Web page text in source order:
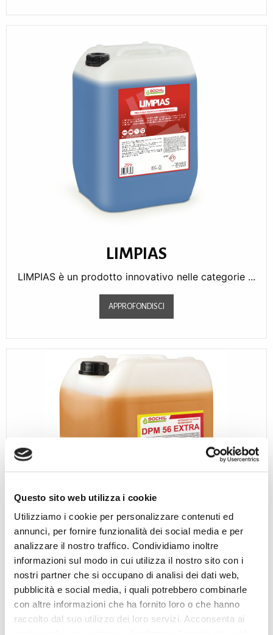
Questo sito web utilizza i cookie
Utilizziamo i cookie per personalizzare contenuti ed
annunci, per fornire funzionalità dei social media e per
analizzare il nostro traffico. Condividiamo inoltre
informazioni sul modo in cui utilizza il nostro sito con i
nostri partner che si occupano di analisi dei dati web,
pubblicità e social media, i quali potrebbero combinarle
con altre informazioni che ha fornito loro o che hanno
raccolto dal suo utilizzo dei loro servizi. Acconsenta ai
LIMPIAS
LIMPIAS è un prodotto innovativo nelle categorie ...
APPROFONDISCI
DPM 56 EXTRA
DPM 56 EXTRA è una formulazione, ricca di
special...